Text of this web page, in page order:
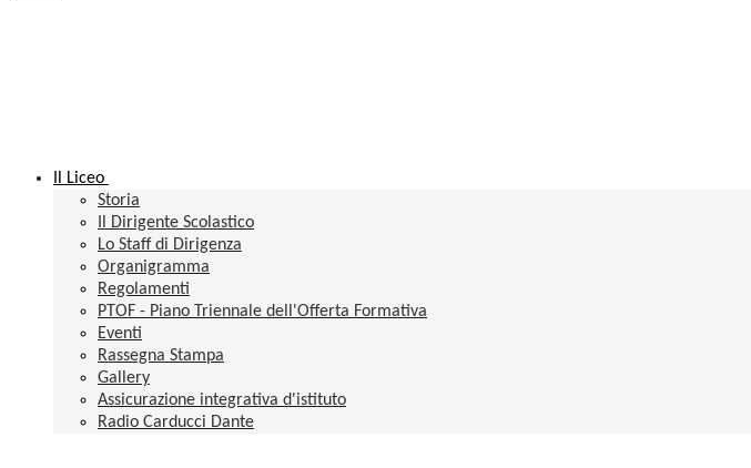
Il Liceo
Storia
Il Dirigente Scolastico
Lo Staff di Dirigenza
Organigramma
Regolamenti
PTOF - Piano Triennale dell'Offerta Formativa
Eventi
Rassegna Stampa
Gallery
Assicurazione integrativa d'istituto
Radio Carducci Dante